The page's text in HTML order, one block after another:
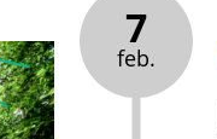
7
feb.